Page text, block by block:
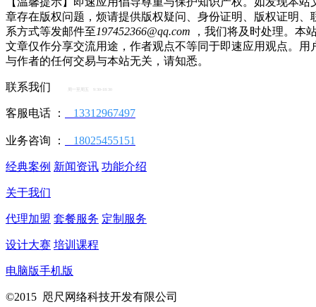
章存在版权问题，烦请提供版权疑问、身份证明、版权证明、
系方式等发邮件至197452366@qq.com ，我们将及时处理。本
文章仅作分享交流用途，作者观点不等同于即速应用观点。用
与作者的任何交易与本站无关，请知悉。
联系我们 周一至周五 9:30-18:30
客服电话 ： 13312967497
业务咨询 ： 18025455151
经典案例 新闻资讯 功能介绍
关于我们
代理加盟 套餐服务 定制服务
设计大赛 培训课程
电脑版手机版
©2015 咫尺网络科技开发有限公司